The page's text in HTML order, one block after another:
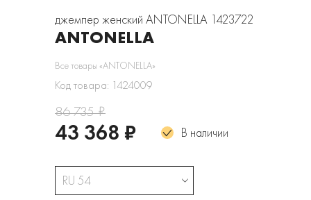
джемпер женский ANTONELLA 1423722
ANTONELLA
Все товары «ANTONELLA»
Код товара: 1424009
86 735 ₽
43 368 ₽ В наличии
RU 54